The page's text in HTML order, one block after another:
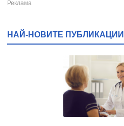
НАЙ-НОВИТЕ ПУБЛИКАЦИИ